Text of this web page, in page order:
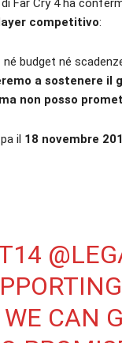
Far Cry 4 ha
competitivo:
né budget né
a sostenere il
non posso
il 18 novembre
CAN